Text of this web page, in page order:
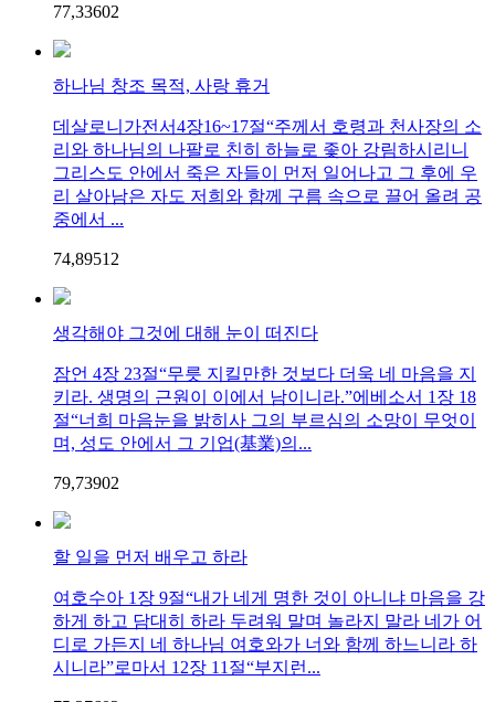
77,33602
하나님 창조 목적, 사랑 휴거
데살로니가전서4장16~17절“주께서 호령과 천사장의 소
리와 하나님의 나팔로 친히 하늘로 좇아 강림하시리니
그리스도 안에서 죽은 자들이 먼저 일어나고 그 후에 우
리 살아남은 자도 저희와 함께 구름 속으로 끌어 올려 공
중에서 ...
74,8951 2
생각해야 그것에 대해 눈이 떠진다
잠언 4장 23절“무릇 지킬만한 것보다 더욱 네 마음을 지
키라. 생명의 근원이 이에서 남이니라.”에베소서 1장 18
절“너희 마음눈을 밝히사 그의 부르심의 소망이 무엇이
며, 성도 안에서 그 기업(基業)의...
79,73902
할 일을 먼저 배우고 하라
여호수아 1장 9절“내가 네게 명한 것이 아니냐 마음을 강
하게 하고 담대히 하라 두려워 말며 놀라지 말라 네가 어
디로 가든지 네 하나님 여호와가 너와 함께 하느니라 하
시니라”로마서 12장 11절“부지런...